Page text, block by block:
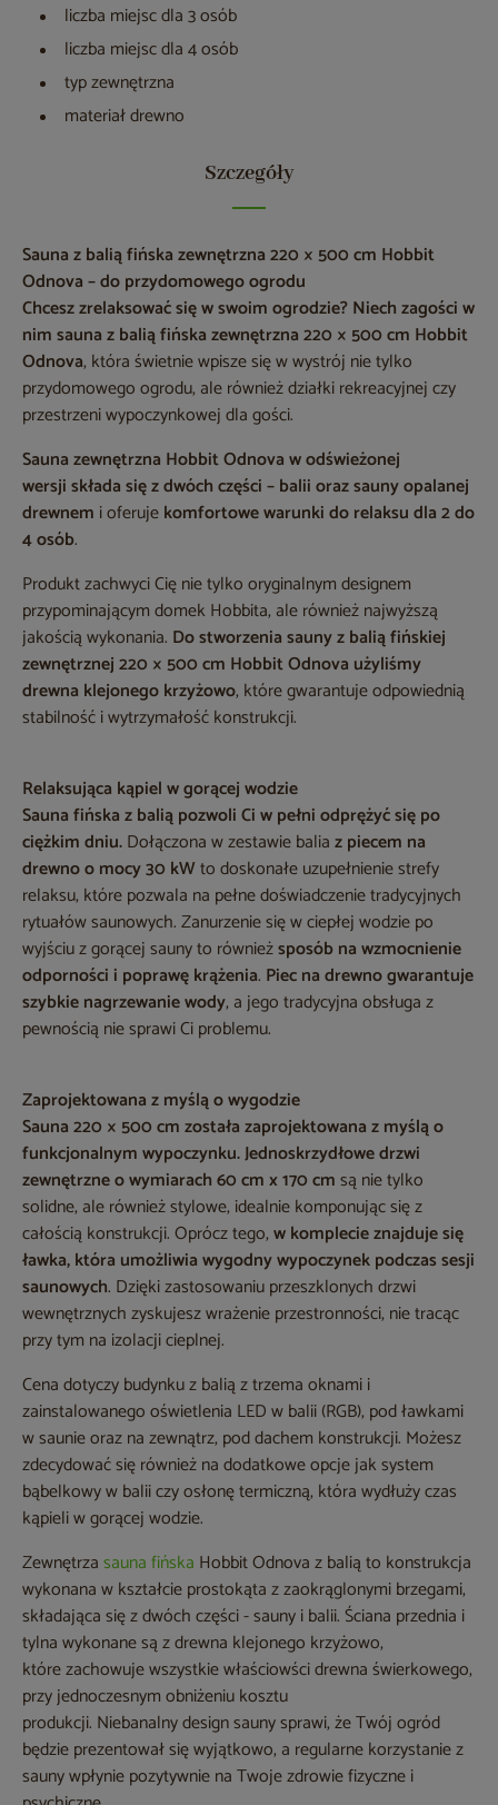
liczba miejsc dla 3 osób
liczba miejsc dla 4 osób
typ zewnętrzna
materiał drewno
Szczegóły
Sauna z balią fińska zewnętrzna 220 × 500 cm Hobbit
Odnova – do przydomowego ogrodu
Chcesz zrelaksować się w swoim ogrodzie? Niech zagości w
nimsauna z balią fińska zewnętrzna 220 × 500 cm Hobbit
Odnova, która świetnie wpisze się w wystrój nie tylko
przydomowego ogrodu, ale również działki rekreacyjnej czy
przestrzeni wypoczynkowej dla gości.
Sauna zewnętrzna Hobbit Odnovaw odświeżonej
wersjiskłada się z dwóch części – balii oraz sauny opalanej
drewnem i oferujekomfortowe warunki do relaksu dla 2 do
4 osób.
Produkt zachwyci Cię nie tylko oryginalnym designem
przypominającym domek Hobbita, ale również najwyższą
jakością wykonania. Do stworzeniasauny z balią fińskiej
zewnętrznej 220 × 500 cm HobbitOdnova użyliśmy
drewna klejonego krzyżowo, które gwarantuje odpowiednią
stabilność i wytrzymałość konstrukcji.
Relaksująca kąpiel w gorącej wodzie
Sauna fińska z baliąpozwoli Ci w pełni odprężyć się po
ciężkim dniu.Dołączona w zestawie baliaz piecem na
drewno o mocy 30 kWto doskonałe uzupełnienie strefy
relaksu, które pozwala na pełne doświadczenie tradycyjnych
rytuałów saunowych. Zanurzenie się w ciepłej wodzie po
wyjściu z gorącej sauny to równieżsposób na wzmocnienie
odporności i poprawę krążenia. Piec na drewno gwarantuje
szybkie nagrzewanie wody, a jego tradycyjna obsługa z
pewnością nie sprawi Ci problemu.
Zaprojektowana z myślą o wygodzie
Sauna 220 × 500 cmzostała zaprojektowana z myślą o
funkcjonalnym wypoczynku. Jednoskrzydłowe drzwi
zewnętrzne o wymiarach 60 cm x 170 cmsą nie tylko
solidne, ale również stylowe, idealnie komponując się z
całością konstrukcji. Oprócz tego,w komplecie znajduje się
ławka, która umożliwia wygodny wypoczynek podczas sesji
saunowych. Dzięki zastosowaniu przeszklonych drzwi
wewnętrznych zyskujesz wrażenie przestronności, nie tracąc
przy tym na izolacji cieplnej.
Cena dotyczy budynku z balią z trzema oknami i
zainstalowanego oświetlenia LED w balii (RGB), pod ławkami
w saunie oraz na zewnątrz, pod dachem konstrukcji. Możesz
zdecydować się również na dodatkowe opcje jak system
bąbelkowy w balii czy osłonę termiczną, która wydłuży czas
kąpieli w gorącej wodzie.
Zewnętrzasauna fińska Hobbit Odnova z balią to konstrukcja
wykonana w kształcie prostokąta z zaokrąglonymi brzegami,
składająca się z dwóch części - sauny i balii. Ściana przednia i
tylna wykonane są z drewna klejonego krzyżowo,
które zachowuje wszystkie właściowści drewna świerkowego,
przy jednoczesnym obniżeniu kosztu
produkcji. Niebanalny design sauny sprawi, że Twój ogród
będzie prezentował się wyjątkowo, a regularne korzystanie z
sauny wpłynie pozytywnie na Twoje zdrowie fizyczne i